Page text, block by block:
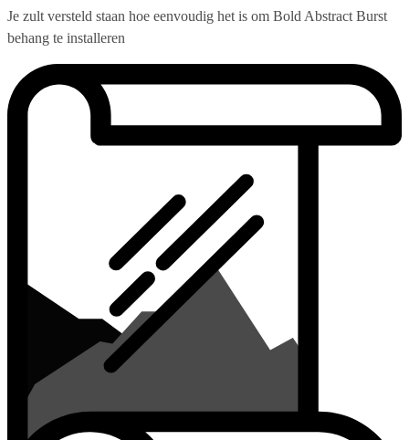
Je zult versteld staan hoe eenvoudig het is om Bold Abstract Burst
behang te installeren